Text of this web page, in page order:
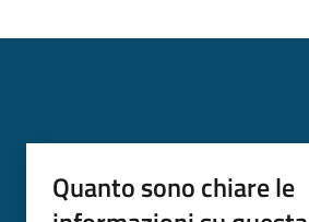
Quanto sono chiare le